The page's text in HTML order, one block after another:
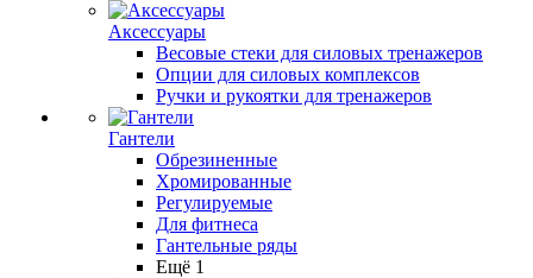
Аксессуары
Весовые стеки для силовых тренажеров
Опции для силовых комплексов
Ручки и рукоятки для тренажеров
Гантели
Обрезиненные
Хромированные
Регулируемые
Для фитнеса
Гантельные ряды
Ещё 1